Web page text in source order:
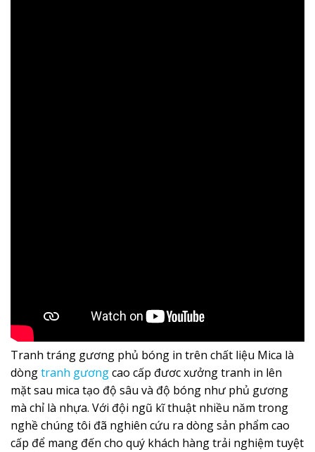
Tranh tráng gương phủ bóng in trên chất liệu Mica là
dòngtranh gươngcao cấp đươc xưởng tranh in lên
mặt sau mica tạo độ sâu và độ bóng như phủ gương
mà chỉ là nhựa. Với đội ngũ kĩ thuật nhiều năm trong
nghề chúng tôi đã nghiên cứu ra dòng sản phẩm cao
cấp để mang đến cho quý khách hàng trải nghiệm tuyệt